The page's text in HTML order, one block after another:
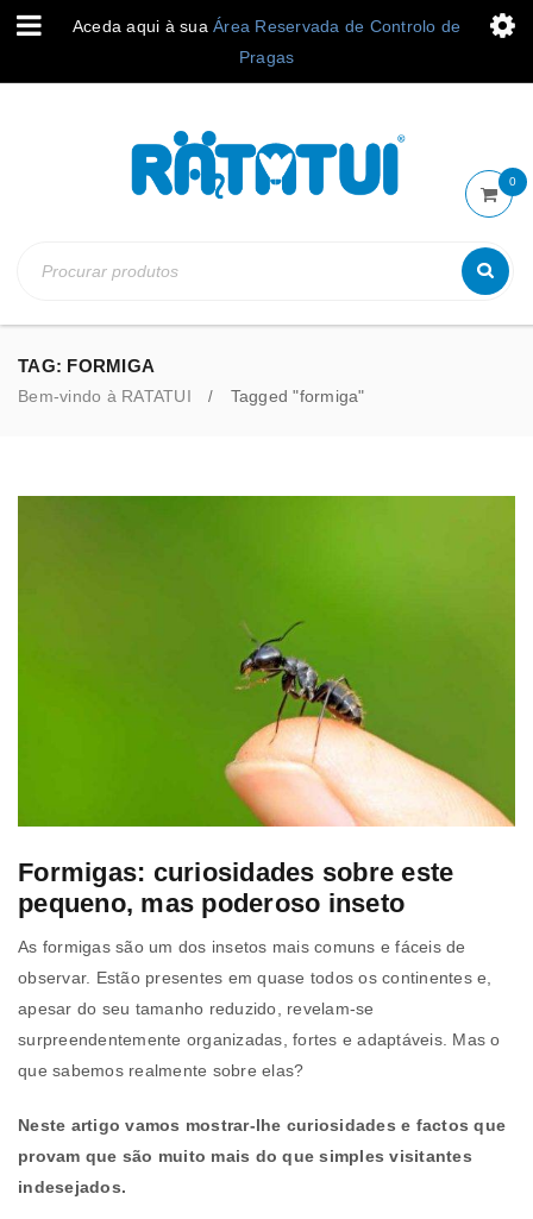
Aceda aqui à sua Área Reservada de Controlo de
Pragas
0
TAG: FORMIGA
Bem-vindo à RATATUI / Tagged "formiga"
Formigas: curiosidades sobre este
pequeno, mas poderoso inseto
As formigas são um dos insetos mais comuns e fáceis de
observar. Estão presentes em quase todos os continentes e,
apesar do seu tamanho reduzido, revelam-se
surpreendentemente organizadas, fortes e adaptáveis. Mas o
que sabemos realmente sobre elas?
Neste artigo vamos mostrar-lhe curiosidades e factos que
provam que são muito mais do que simples visitantes
indesejados.